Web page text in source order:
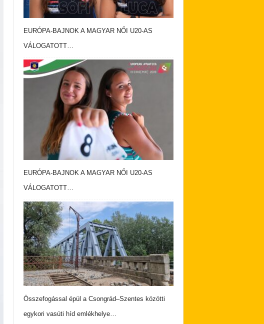
EURÓPA-BAJNOK A MAGYAR NŐI U20-AS
VÁLOGATOTT…
EURÓPA-BAJNOK A MAGYAR NŐI U20-AS
VÁLOGATOTT…
Összefogással épül a Csongrád–Szentes közötti
egykori vasúti híd emlékhelye…